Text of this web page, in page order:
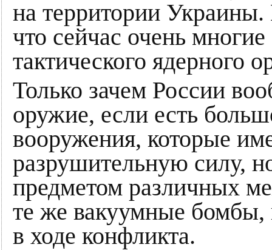
на территории
что сейчас очень
тактического ядерного
Только зачем России
оружие, если есть
вооружения, которые
разрушительную силу,
предметом различных
те же вакуумные бомбы,
в ходе конфликта.